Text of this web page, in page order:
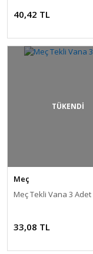
40,42 TL
TÜKENDİ
Meç
Meç Tekli Vana 3 Adet
33,08 TL